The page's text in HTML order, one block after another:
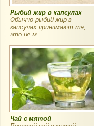
Рыбий жир в капсулах
Обычно рыбий жир в
капсулах принимают те,
кто не м...
Чай с мятой